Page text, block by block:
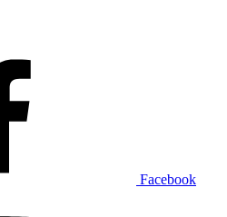
Facebook